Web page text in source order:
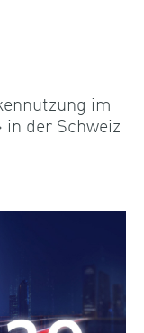
im
der Schweiz